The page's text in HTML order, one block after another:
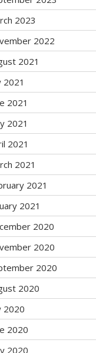
2023
2022
2021
2021
2021
2021
2021
2021
2021
2021
2020
2020
2020
2020
2020
2020
2020